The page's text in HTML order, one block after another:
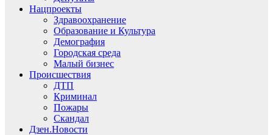
Нацпроекты
Здравоохранение
Образование и Культура
Демография
Городская среда
Малый бизнес
Происшествия
ДТП
Криминал
Пожары
Скандал
Дзен.Новости